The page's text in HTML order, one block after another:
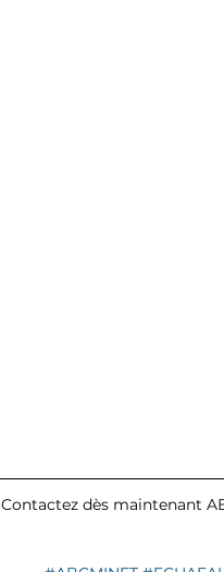
Contactez dès maintenant